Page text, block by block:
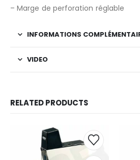
– Marge de perforation réglable
INFORMATIONS
VIDEO
RELATED PRODUCTS